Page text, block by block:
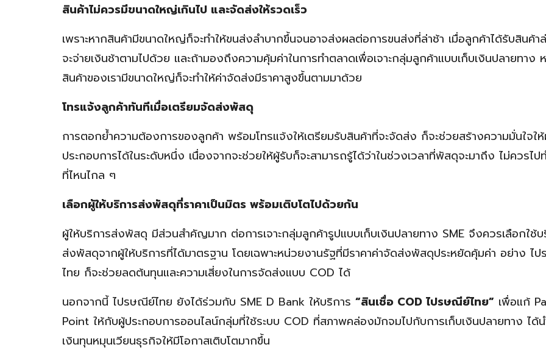
สินค้าไม่ควรมีขนาดใหญ่เกินไป และจัดส่งให้รวดเร็ว
เพราะหากสินค้ามีขนาดใหญ่ก็จะทำให้ขนส่งลำบากขึ้นจนอาจส่งผลต่อการขนส่งที่ล่าช้า เมื่อลูกค้าได้รับสินค้า
จะจ่ายเงินช้าตามไปด้วย และถ้ามองถึงความคุ้มค่าในการทำตลาดเพื่อเจาะกลุ่มลูกค้าแบบเก็บเงินปลายทาง
สินค้าของเรามีขนาดใหญ่ก็จะทำให้ค่าจัดส่งมีราคาสูงขึ้นตามมาด้วย
โทรแจ้งลูกค้าทันทีเมื่อเตรียมจัดส่งพัสดุ
การตอกย้ำความต้องการของลูกค้า พร้อมโทรแจ้งให้เตรียมรับสินค้าที่จะจัดส่ง ก็จะช่วยสร้างความมั่นใจใ
ประกอบการได้ในระดับหนึ่ง เนื่องจากจะช่วยให้ผู้รับก็จะสามารถรู้ได้ว่าในช่วงเวลาที่พัสดุจะมาถึง ไม่ควรไป
ที่ไหนไกล ๆ
เลือกผู้ให้บริการส่งพัสดุที่ราคาเป็นมิตร พร้อมเติบโตไปด้วยกัน
ผู้ให้บริการส่งพัสดุ มีส่วนสำคัญมาก ต่อการเจาะกลุ่มลูกค้ารูปแบบเก็บเงินปลายทาง SME จึงควรเลือกใช้
ส่งพัสดุจากผู้ให้บริการที่ได้มาตรฐาน โดยเฉพาะหน่วยงานรัฐที่มีราคาค่าจัดส่งพัสดุประหยัดคุ้มค่า อย่าง ไ
ไทย ก็จะช่วยลดต้นทุนและความเสี่ยงในการจัดส่งแบบ COD ได้
นอกจากนี้ ไปรษณีย์ไทย ยังได้ร่วมกับ SME D Bank ให้บริการ “สินเชื่อ COD ไปรษณีย์ไทย” เพื่อแก้
Point ให้กับผู้ประกอบการออนไลน์กลุ่มที่ใช้ระบบ COD ที่สภาพคล่องมักจมไปกับการเก็บเงินปลายทาง ได้น
เงินทุนหมุนเวียนธุรกิจให้มีโอกาสเติบโตมากขึ้น